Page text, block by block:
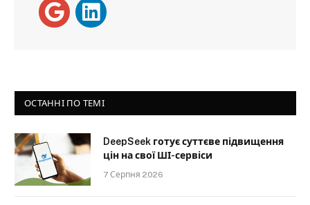
ОСТАННІ ПО ТЕМІ
DeepSeek готує суттєве підвищення
цін на свої ШІ-сервіси
7 Серпня 2026